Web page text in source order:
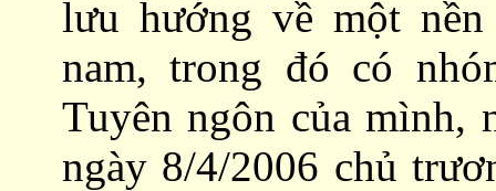
lưu hướng về một
nam, trong đó có
Tuyên ngôn của mình,
ngày 8/4/2006 chủ